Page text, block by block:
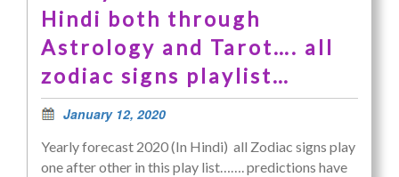
Hindi both through
Astrology and Tarot…. all
zodiac signs playlist…
January 12, 2020
Yearly forecast 2020 (In Hindi) all Zodiac signs play
one after other in this play list……. predictions have